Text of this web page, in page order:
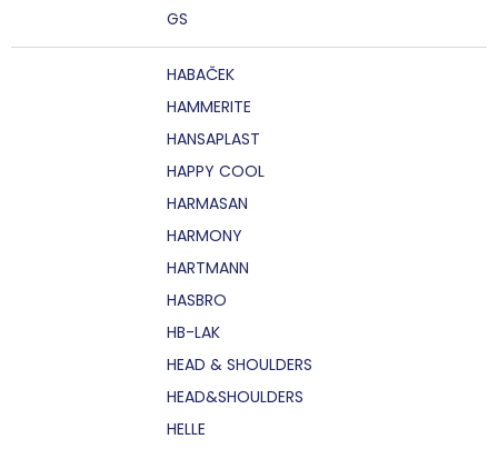
GS
HABAČEK
HAMMERITE
HANSAPLAST
HAPPY COOL
HARMASAN
HARMONY
HARTMANN
HASBRO
HB-LAK
HEAD & SHOULDERS
HEAD&SHOULDERS
HELLE